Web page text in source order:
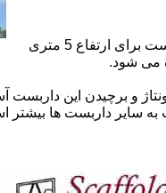
در داربست های خرپا،صفحه ی اصلی کار روی نردبان های متحرک یا سه پایه قرار داده می شود.این داربست برای ارتفاع 5 متری
می شود.
و برچیدن این داربست
سایر داربست ها